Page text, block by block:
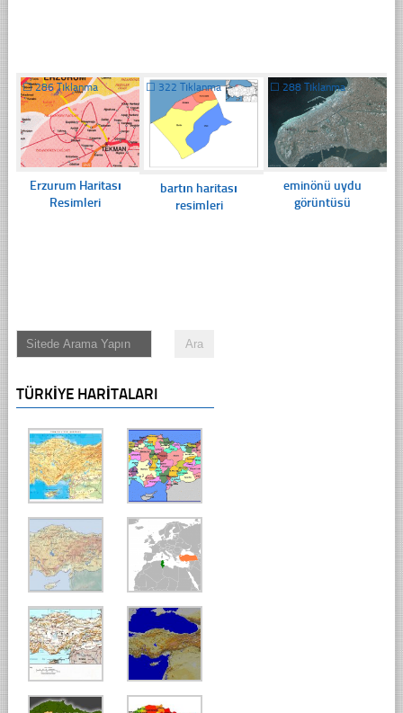
☐286 Tıklanma
Erzurum Haritası
Resimleri
☐ 322 Tıklanma
bartın haritası
resimleri
☐ 288 Tıklanma
eminönü uydu
görüntüsü
TÜRKIYE HARITALARI